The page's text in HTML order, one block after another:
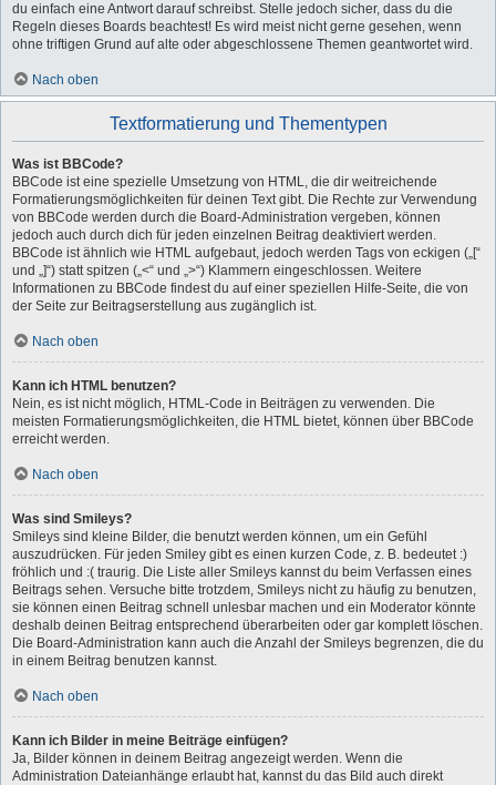
du einfach eine Antwort darauf schreibst. Stelle jedoch sicher, dass du die
Regeln dieses Boards beachtest! Es wird meist nicht gerne gesehen, wenn
ohne triftigen Grund auf alte oder abgeschlossene Themen geantwortet wird.
Nach oben
Textformatierung und Thementypen
Was ist BBCode?
BBCode ist eine spezielle Umsetzung von HTML, die dir weitreichende
Formatierungsmöglichkeiten für deinen Text gibt. Die Rechte zur Verwendung
von BBCode werden durch die Board-Administration vergeben, können
jedoch auch durch dich für jeden einzelnen Beitrag deaktiviert werden.
BBCode ist ähnlich wie HTML aufgebaut, jedoch werden Tags von eckigen („[“
und „]“) statt spitzen („<“ und „>“) Klammern eingeschlossen. Weitere
Informationen zu BBCode findest du auf einer speziellen Hilfe-Seite, die von
der Seite zur Beitragserstellung aus zugänglich ist.
Nach oben
Kann ich HTML benutzen?
Nein, es ist nicht möglich, HTML-Code in Beiträgen zu verwenden. Die
meisten Formatierungsmöglichkeiten, die HTML bietet, können über BBCode
erreicht werden.
Nach oben
Was sind Smileys?
Smileys sind kleine Bilder, die benutzt werden können, um ein Gefühl
auszudrücken. Für jeden Smiley gibt es einen kurzen Code, z. B. bedeutet :)
fröhlich und :( traurig. Die Liste aller Smileys kannst du beim Verfassen eines
Beitrags sehen. Versuche bitte trotzdem, Smileys nicht zu häufig zu benutzen,
sie können einen Beitrag schnell unlesbar machen und ein Moderator könnte
deshalb deinen Beitrag entsprechend überarbeiten oder gar komplett löschen.
Die Board-Administration kann auch die Anzahl der Smileys begrenzen, die du
in einem Beitrag benutzen kannst.
Nach oben
Kann ich Bilder in meine Beiträge einfügen?
Ja, Bilder können in deinem Beitrag angezeigt werden. Wenn die
Administration Dateianhänge erlaubt hat, kannst du das Bild auch direkt